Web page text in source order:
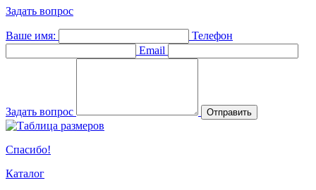
Задать вопрос
Ваше имя:
Телефон
Email
Задать вопрос Отправить
Спасибо!
Каталог